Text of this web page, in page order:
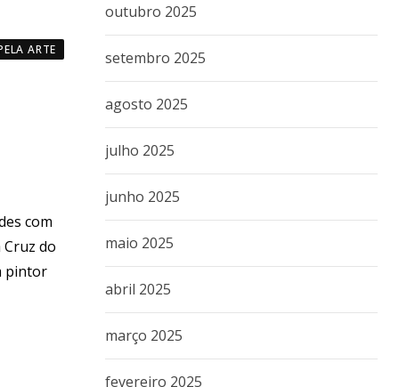
ARTE
com
do
pintor
outubro 2025
setembro 2025
agosto 2025
julho 2025
junho 2025
maio 2025
abril 2025
março 2025
fevereiro 2025